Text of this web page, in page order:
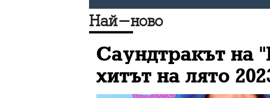
Най-ново
Саундтракът на
хитът на лято